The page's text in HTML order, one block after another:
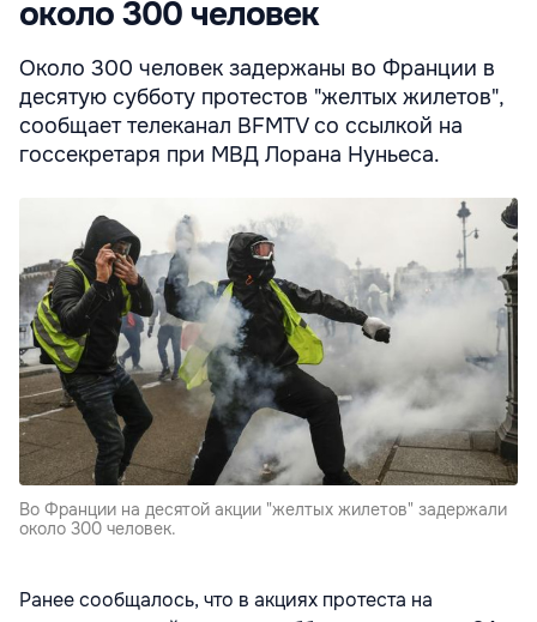
около 300 человек
Около 300 человек задержаны во Франции в
десятую субботу протестов "желтых жилетов",
сообщает телеканал BFMTV со ссылкой на
госсекретаря при МВД Лорана Нуньеса.
Во Франции на десятой акции "желтых жилетов" задержали
около 300 человек.
Ранее сообщалось, что в акциях протеста на